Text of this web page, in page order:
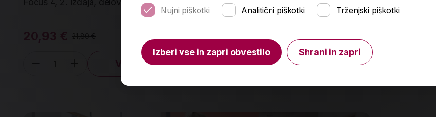
Focus 4, 2. izdaja, delovni zvezek
20,93 € 21,80 €
Količina
V košarico
Osnove informatike, učbenik
20,64 €
V košarico
Nujni piškotki Analitični piškotki Trženjski piškotki
Izberi vse in zapri obvestilo Shrani in zapri